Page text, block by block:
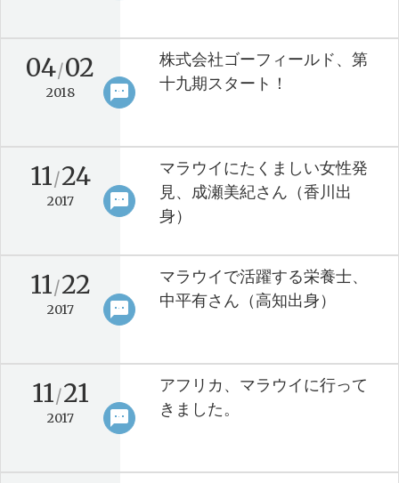
sms
04/02
2018
株式会社ゴーフィールド、第
十九期スタート！
keyboard_arrow_right
sms
11/24
2017
マラウイにたくましい女性発
見、成瀬美紀さん（香川出
身）
keyboard_arrow_right
sms
11/22
2017
マラウイで活躍する栄養士、
中平有さん（高知出身）
keyboard_arrow_right
sms
11/21
2017
アフリカ、マラウイに行って
きました。
keyboard_arrow_right